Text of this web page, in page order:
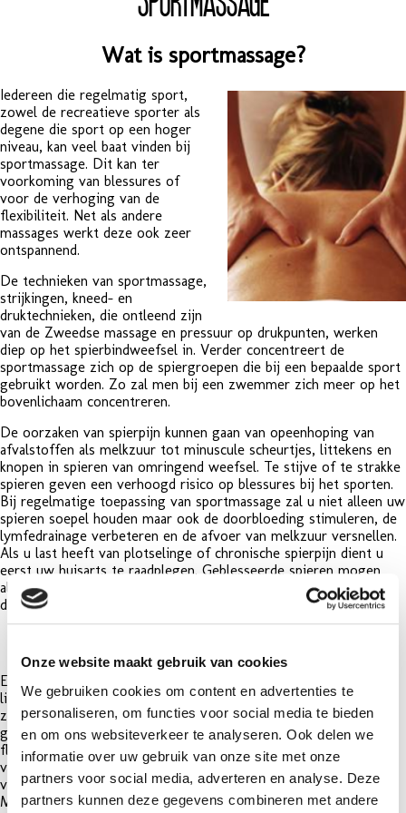
Onze website maakt gebruik van cookies
We gebruiken cookies om content en advertenties te
personaliseren, om functies voor social media te bieden
en om ons websiteverkeer te analyseren. Ook delen we
informatie over uw gebruik van onze site met onze
partners voor social media, adverteren en analyse. Deze
partners kunnen deze gegevens combineren met andere
Wat is sportmassage?
Iedereen die regelmatig sport,
zowel de recreatieve sporter als
degene die sport op een hoger
niveau, kan veel baat vinden bij
sportmassage. Dit kan ter
voorkoming van blessures of
voor de verhoging van de
flexibiliteit. Net als andere
massages werkt deze ook zeer
ontspannend.
De technieken van sportmassage,
strijkingen, kneed- en
druktechnieken, die ontleend zijn
van de Zweedse massage en pressuur op drukpunten, werken
diep op het spierbindweefsel in. Verder concentreert de
sportmassage zich op de spiergroepen die bij een bepaalde sport
gebruikt worden. Zo zal men bij een zwemmer zich meer op het
bovenlichaam concentreren.
De oorzaken van spierpijn kunnen gaan van opeenhoping van
afvalstoffen als melkzuur tot minuscule scheurtjes, littekens en
knopen in spieren van omringend weefsel. Te stijve of te strakke
spieren geven een verhoogd risico op blessures bij het sporten.
Bij regelmatige toepassing van sportmassage zal u niet alleen uw
spieren soepel houden maar ook de doorbloeding stimuleren, de
lymfedrainage verbeteren en de afvoer van melkzuur versnellen.
Als u last heeft van plotselinge of chronische spierpijn dient u
eerst uw huisarts te raadplegen. Geblesseerde spieren mogen
alleen behandeld worden door een fysiotherapeut of een
deskundig masseur.
Een regelmatige massage is een goede aanvulling op
lichaamsbeweging. Het houdt mensen met diverse activiteiten
zoals hardlopen, voetballen of balletdansen fysiek en mentaal
gezond. Hun prestaties worden beter doordat hun spieren
flexibeler worden en ze ondervinden minder nadelige gevolgen
van de trainingen zoals stijfheid en spierpijn. Sportmassage
vermindert angst en houdt de sporter alert en tegelijk rustig.
Mensen die regelmatig een sportmassage ondergaan zullen